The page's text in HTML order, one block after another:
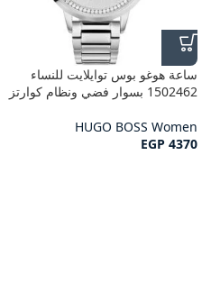
ساعة هوغو بوس توايلايت للنساء
1502462 بسوار فضي ونظام كوارتز
HUGO BOSS Women
EGP 4370